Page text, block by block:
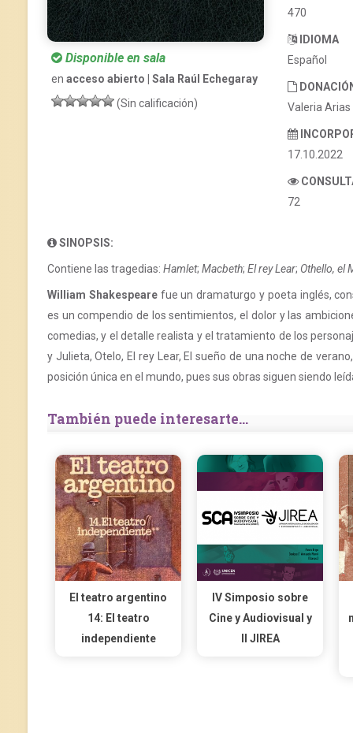
Disponible en sala
en acceso abierto | Sala Raúl Echegaray
(Sin calificación)
470
IDIOMA
Español
Valeria Arias
17.10.2022
72
SINOPSIS:
Contiene las tragedias: Hamlet; Macbeth; El rey Lear; Othello, el
William Shakespearefue un dramaturgo y poeta inglés,
es un compendio de los sentimientos, el dolor y las
comedias, y el detalle realista y el tratamiento de los
y Julieta, Otelo, El rey Lear, El sueño de una noche de
posición única en el mundo, pues sus obras siguen siendo
También puede interesarte...
El teatro argentino
14: El teatro
independiente
IV Simposio sobre
Cine y Audiovisual y
II JIREA